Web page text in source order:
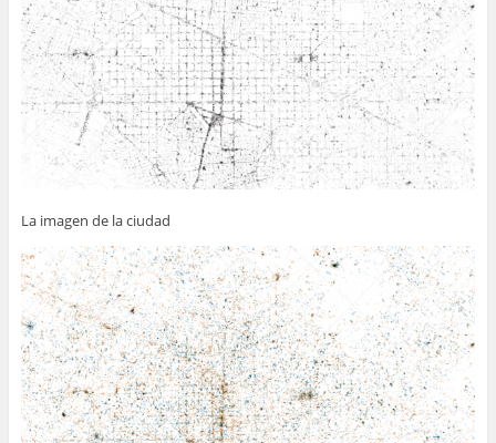
La imagen de la ciudad